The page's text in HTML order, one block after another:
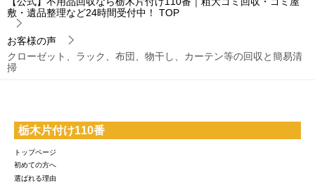
敷・遺品整理など24時間受付中！
TOP
お客様の声
クローゼット、ラック、布団、物干し、カーテン等の回収と簡易清
掃
栃木片付け110番
トップページ
初めての方へ
選ばれる理由